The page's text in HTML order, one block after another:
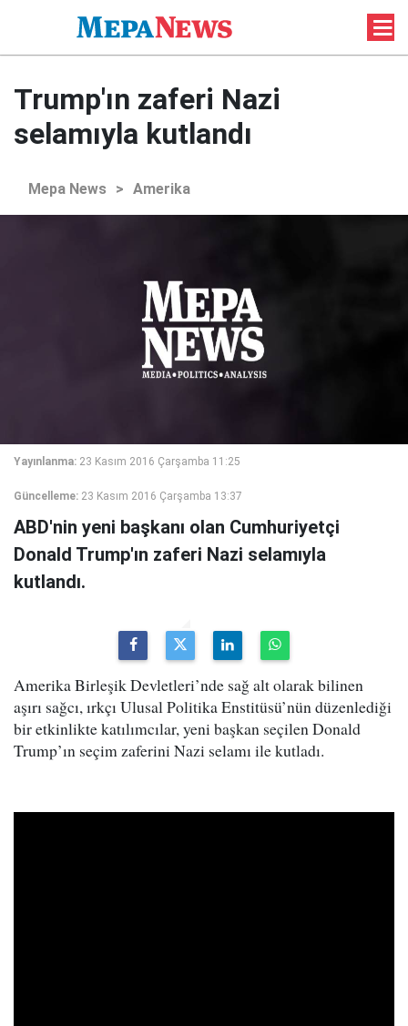
Trump'ın zaferi Nazi
selamıyla kutlandı
Mepa News > Amerika
Yayınlanma: 23 Kasım 2016 Çarşamba 11:25
Güncelleme: 23 Kasım 2016 Çarşamba 13:37
ABD'nin yeni başkanı olan Cumhuriyetçi
Donald Trump'ın zaferi Nazi selamıyla
kutlandı.
Amerika Birleşik Devletleri’nde sağ alt olarak bilinen
aşırı sağcı, ırkçı Ulusal Politika Enstitüsü’nün düzenlediği
bir etkinlikte katılımcılar, yeni başkan seçilen Donald
Trump’ın seçim zaferini Nazi selamı ile kutladı.